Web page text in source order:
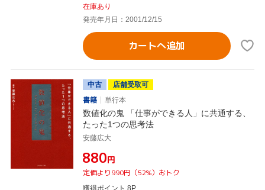
在庫あり
発売年月日：2001/12/15
カートへ追加
中古
店舗受取可
書籍
単行本
数値化の鬼 「仕事ができる人」に共通する、
たった1つの思考法
安藤広大
¥880円
定価より990円（52%）おトク
獲得ポイント 8P